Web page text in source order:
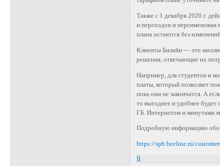
Также с 1 декабря 2020 г.
и переходов и переименован
плана остаются без
Клиенты Билайн — это
решения, отвечающие их
Например, для студентов и
платы, который позволяет
пока они не закончатся. А
то выгоднее и удобнее
ГБ. Интернетом и минутами
Подробную информацию обо
https://spb.beeline.ru/
0